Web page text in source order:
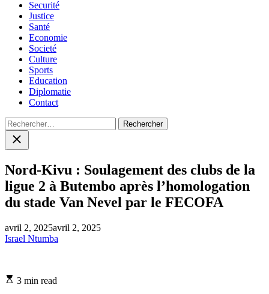
Securité
Justice
Santé
Economie
Societé
Culture
Sports
Education
Diplomatie
Contact
Rechercher :
Close
search
Nord-Kivu : Soulagement des clubs de la
ligue 2 à Butembo après l’homologation
du stade Van Nevel par le FECOFA
avril 2, 2025avril 2, 2025
Israel Ntumba
Estimated
3 min read